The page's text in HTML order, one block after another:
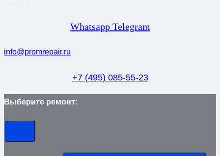
Whatsapp Telegram
info@promrepair.ru
+7 (495) 085-55-23
Выберите ремонт: